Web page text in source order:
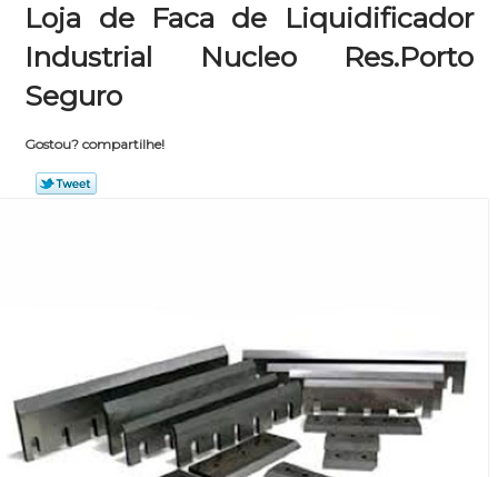
Loja de Faca de Liquidificador
Industrial Nucleo Res.Porto
Seguro
Gostou? compartilhe!